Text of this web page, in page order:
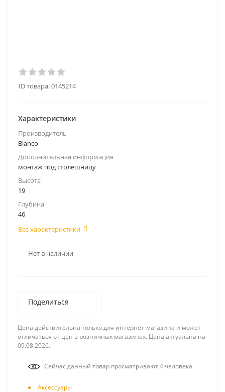
ID товара:0145214
Характеристики
Производитель
Blanco
Дополнительная информация
монтаж под столешницу
Высота
19
Глубина
46
Все характеристики
Нет в наличии
Поделиться
Цена действительна только для интернет-магазина и может
отличаться от цен в розничных магазинах. Цена актуальна на
09.08.2026.
Сейчас данный товар просматривают 4 человека
Аксесcуары